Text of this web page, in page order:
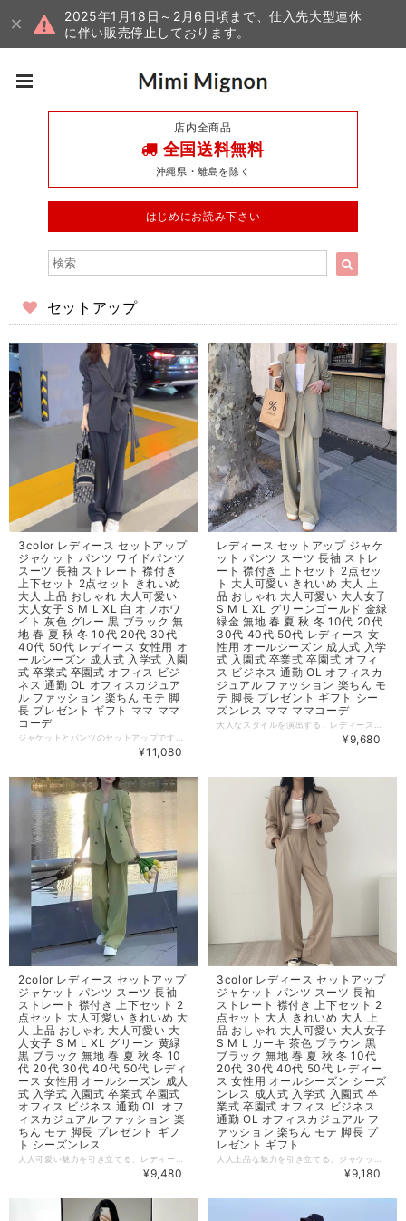
2025年1月18日～2月6日頃まで、仕入先大型連休
に伴い販売停止しております。
店内全商品
全国送料無料
沖縄県・離島を除く
はじめにお読み下さい
セットアップ
3color レディース セットアップ
ジャケット パンツ ワイドパンツ
スーツ 長袖 ストレート 襟付き
上下セット 2点セット きれいめ
大人 上品 おしゃれ 大人可愛い
大人女子 S M L XL 白 オフホワ
イト 灰色 グレー 黒 ブラック 無
地 春 夏 秋 冬 10代 20代 30代
40代 50代 レディース 女性用 オ
ールシーズン 成人式 入学式 入園
式 卒業式 卒園式 オフィス ビジ
ネス 通勤 OL オフィスカジュア
ル ファッション 楽ちん モテ 脚
長 プレゼント ギフト ママ ママ
コーデ
¥11,080
レディース セットアップ ジャケ
ット パンツ スーツ 長袖 ストレ
ート 襟付き 上下セット 2点セッ
ト 大人可愛い きれいめ 大人 上
品 おしゃれ 大人可愛い 大人女子
S M L XL グリーンゴールド 金緑
緑金 無地 春 夏 秋 冬 10代 20代
30代 40代 50代 レディース 女
性用 オールシーズン 成人式 入学
式 入園式 卒業式 卒園式 オフィ
ス ビジネス 通勤 OL オフィスカ
ジュアル ファッション 楽ちん モ
テ 脚長 プレゼント ギフト シー
ズンレス ママ ママコーデ
¥9,680
2color レディース セットアップ
ジャケット パンツ スーツ 長袖
ストレート 襟付き 上下セット 2
点セット 大人可愛い きれいめ 大
人 上品 おしゃれ 大人可愛い 大
人女子 S M L XL グリーン 黄緑
黒 ブラック 無地 春 夏 秋 冬 10
代 20代 30代 40代 50代 レディ
ース 女性用 オールシーズン 成人
式 入学式 入園式 卒業式 卒園式
オフィス ビジネス 通勤 OL オフ
ィスカジュアル ファッション 楽
ちん モテ 脚長 プレゼント ギフ
ト シーズンレス
¥9,480
3color レディース セットアップ
ジャケット パンツ スーツ 長袖
ストレート 襟付き 上下セット 2
点セット 大人 きれいめ 大人 上
品 おしゃれ 大人可愛い 大人女子
S M L カーキ 茶色 ブラウン 黒
ブラック 無地 春 夏 秋 冬 10代
20代 30代 40代 50代 レディー
ス 女性用 オールシーズン シーズ
ンレス 成人式 入学式 入園式 卒
業式 卒園式 オフィス ビジネス
通勤 OL オフィスカジュアル フ
ァッション 楽ちん モテ 脚長 プ
レゼント ギフト
¥9,180